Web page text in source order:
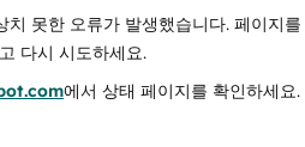
치 못한 오류가 발생했습니다. 페이지를
다시 시도하세요.
에서 상태 페이지를 확인하세요.